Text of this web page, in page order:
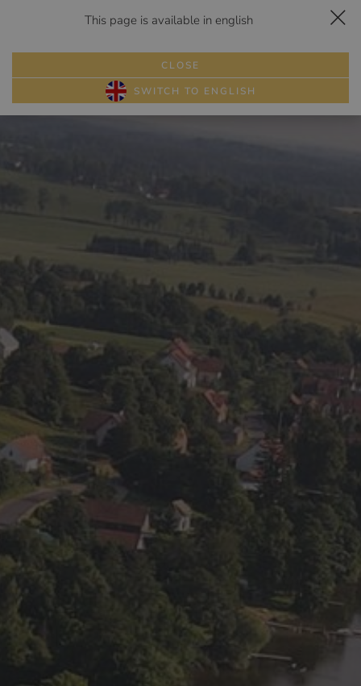
PAKIETY
POKOJE
WESELA
PRZYJĘCIA
EN
REZERWACJA
This page is available in english
CLOSE
SWITCH TO ENGLISH